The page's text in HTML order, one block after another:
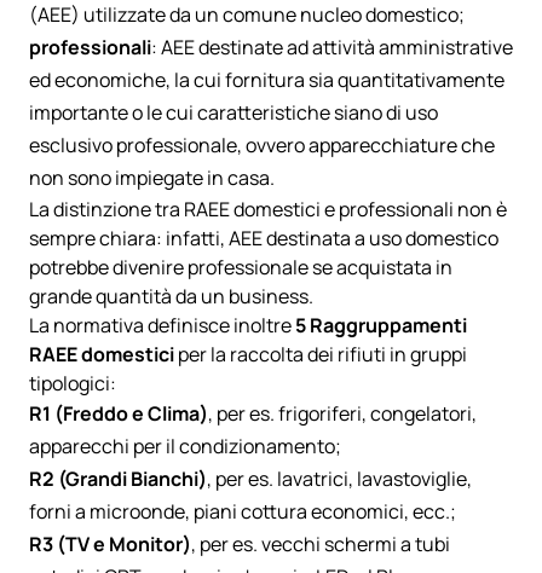
(AEE) utilizzate da un comune nucleo domestico;
professionali: AEE destinate ad attività amministrative
ed economiche, la cui fornitura sia quantitativamente
importante o le cui caratteristiche siano di uso
esclusivo professionale, ovvero apparecchiature che
non sono impiegate in casa.
La distinzione tra RAEE domestici e professionali non è
sempre chiara: infatti, AEE destinata a uso domestico
potrebbe divenire professionale se acquistata in
grande quantità da un business.
La normativa definisce inoltre5 Raggruppamenti
RAEE domesticiper la raccolta dei rifiuti in gruppi
tipologici:
R1 (Freddo e Clima), per es. frigoriferi, congelatori,
apparecchi per il condizionamento;
R2 (Grandi Bianchi), per es. lavatrici, lavastoviglie,
forni a microonde, piani cottura economici, ecc.;
R3 (TV e Monitor), per es. vecchi schermi a tubi